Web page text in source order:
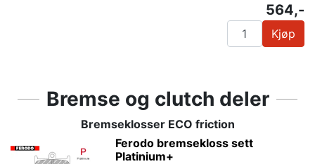
564,-
Kjøp
Bremse og clutch deler
Bremseklosser ECO friction
Ferodo bremsekloss sett
Platinium+